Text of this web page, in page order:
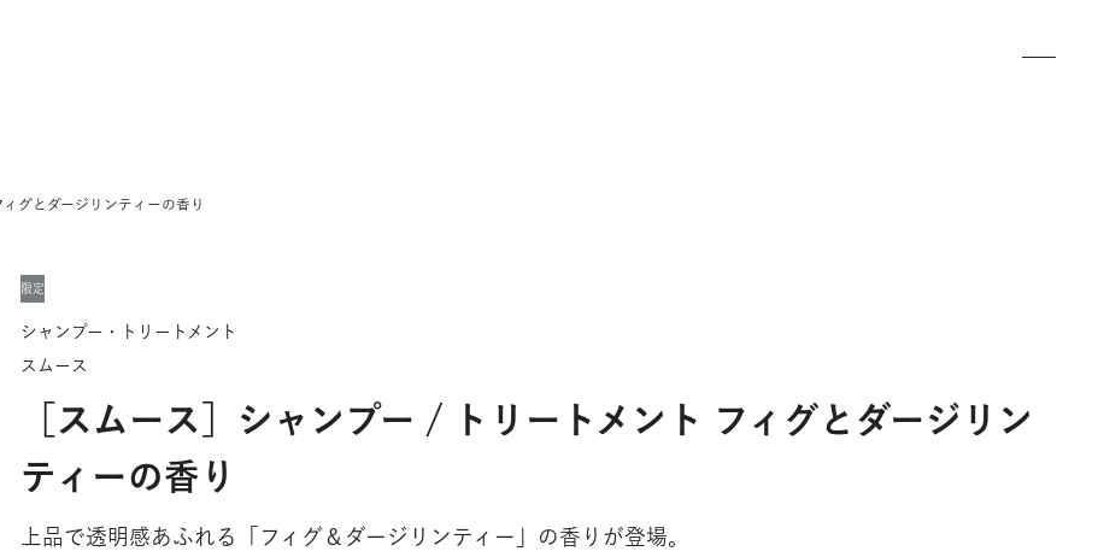
グとダージリンティーの香り
限定
シャンプー・トリートメント
スムース
［スムース］シャンプー / トリートメント フィグとダージリン
ティーの香り
上品で透明感あふれる「フィグ＆ダージリンティー」の香りが登場。